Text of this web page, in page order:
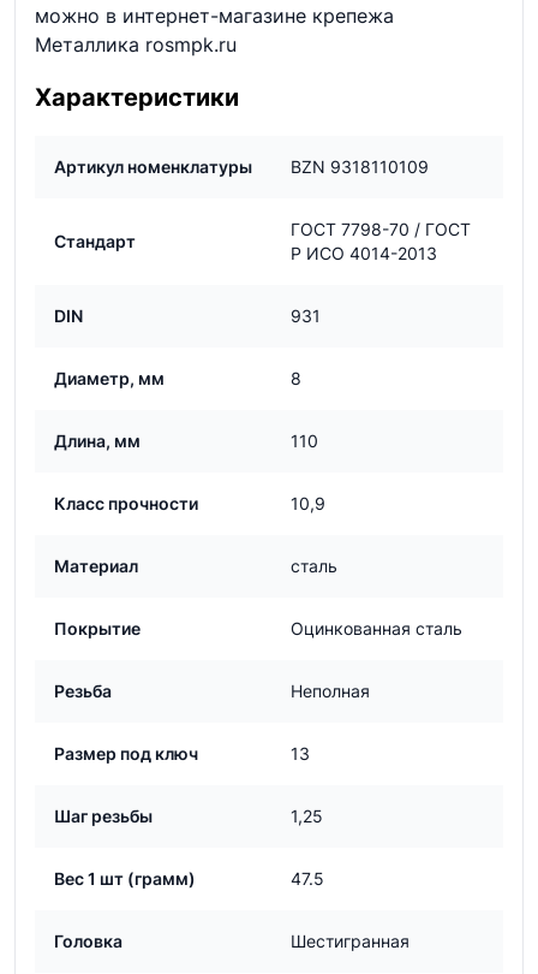
можно в интернет-магазине крепежа
Металлика rosmpk.ru
Характеристики
Артикул номенклатуры BZN 9318110109
Стандарт
ГОСТ 7798-70 / ГОСТ
Р ИСО 4014-2013
DIN 931
Диаметр, мм 8
Длина, мм 110
Класс прочности 10,9
Материал сталь
Покрытие Оцинкованная сталь
Резьба Неполная
Размер под ключ 13
Шаг резьбы 1,25
Вес 1 шт (грамм) 47.5
Головка Шестигранная